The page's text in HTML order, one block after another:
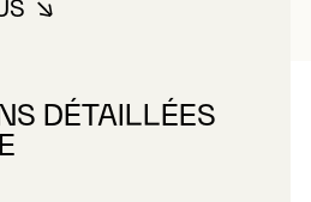
DE AUX DÉPENS DE
DÉTAILLÉES